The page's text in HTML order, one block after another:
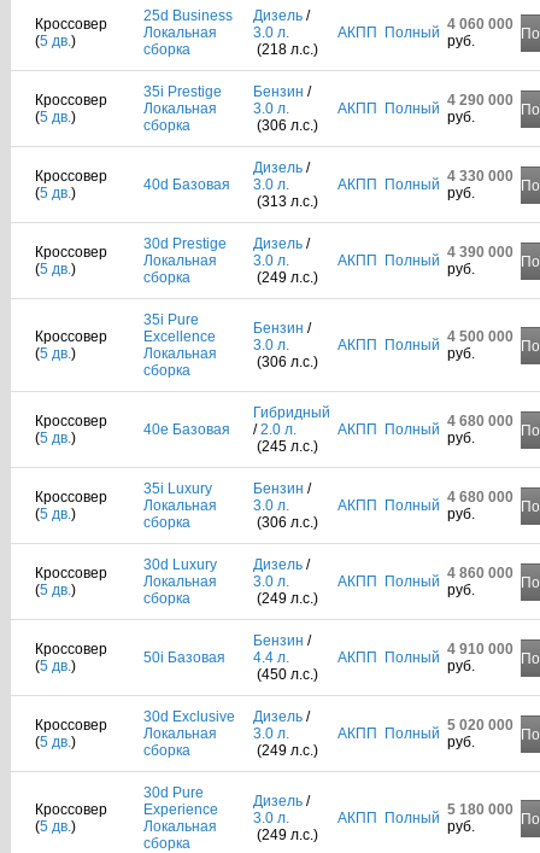
Кроссовер
(5 дв.)
25d Business
Локальная
сборка
Дизель/
3.0 л.
(218 л.с.)
АКПП Полный 4 060 000
руб.
Кроссовер
(5 дв.)
35i Prestige
Локальная
сборка
Бензин /
3.0 л.
(306 л.с.)
АКПП Полный 4 290 000
руб.
Кроссовер
(5 дв.) 40d Базовая
Дизель/
3.0 л.
(313 л.с.)
АКПП Полный 4 330 000
руб.
Кроссовер
(5 дв.)
30d Prestige
Локальная
сборка
Дизель/
3.0 л.
(249 л.с.)
АКПП Полный 4 390 000
руб.
Кроссовер
(5 дв.)
35i Pure
Excellence
Локальная
сборка
Бензин /
3.0 л.
(306 л.с.)
АКПП Полный 4 500 000
руб.
Кроссовер
(5 дв.) 40e Базовая
Гибридный
/2.0 л.
(245 л.с.)
АКПП Полный 4 680 000
руб.
Кроссовер
(5 дв.)
35i Luxury
Локальная
сборка
Бензин /
3.0 л.
(306 л.с.)
АКПП Полный 4 680 000
руб.
Кроссовер
(5 дв.)
30d Luxury
Локальная
сборка
Дизель/
3.0 л.
(249 л.с.)
АКПП Полный 4 860 000
руб.
Кроссовер
(5 дв.) 50i Базовая
Бензин /
4.4 л.
(450 л.с.)
АКПП Полный 4 910 000
руб.
Кроссовер
(5 дв.)
30d Exclusive
Локальная
сборка
Дизель/
3.0 л.
(249 л.с.)
АКПП Полный 5 020 000
руб.
Кроссовер
(5 дв.)
30d Pure
Experience
Локальная
сборка
Дизель/
3.0 л.
(249 л.с.)
АКПП Полный 5 180 000
руб.